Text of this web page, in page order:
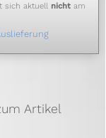
sich aktuell nichtam
Artikel